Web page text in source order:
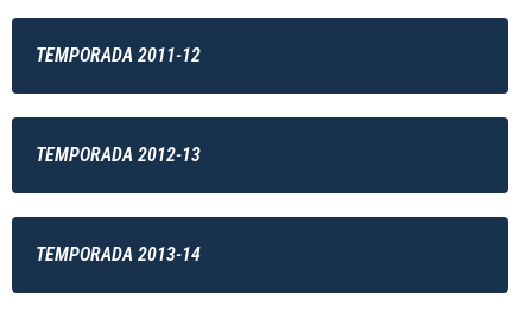
TEMPORADA 2011-12
TEMPORADA 2012-13
TEMPORADA 2013-14